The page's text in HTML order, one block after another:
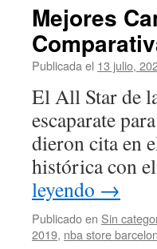
Mejores
Publicada el 13 julio,
El All Star de
escaparate
dieron cita en
histórica con
leyendo →
Publicado en Sin
2019, nba store